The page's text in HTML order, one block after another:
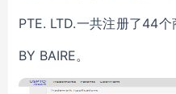
PTE. LTD.一共注册了44
BY BAIRE。